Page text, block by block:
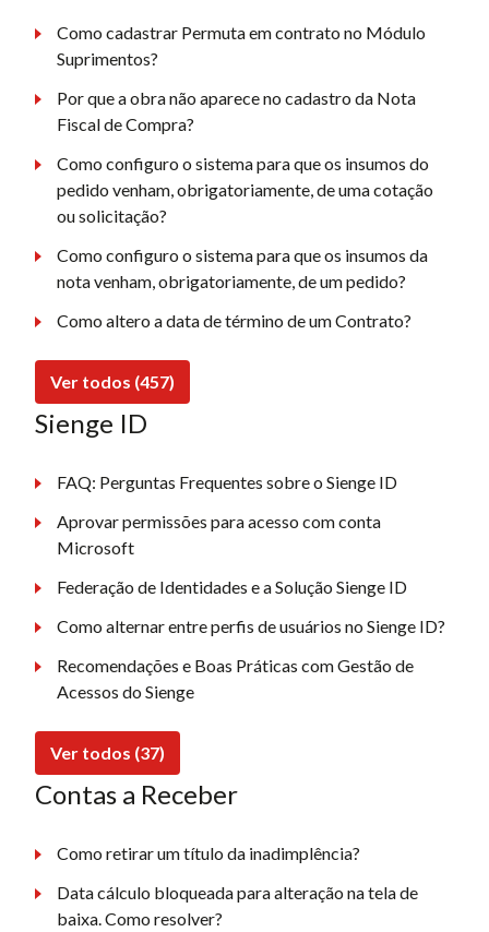
Como cadastrar Permuta em contrato no Módulo
Suprimentos?
Por que a obra não aparece no cadastro da Nota
Fiscal de Compra?
Como configuro o sistema para que os insumos do
pedido venham, obrigatoriamente, de uma cotação
ou solicitação?
Como configuro o sistema para que os insumos da
nota venham, obrigatoriamente, de um pedido?
Como altero a data de término de um Contrato?
Ver todos (457)
Sienge ID
FAQ: Perguntas Frequentes sobre o Sienge ID
Aprovar permissões para acesso com conta
Microsoft
Federação de Identidades e a Solução Sienge ID
Como alternar entre perfis de usuários no Sienge ID?
Recomendações e Boas Práticas com Gestão de
Acessos do Sienge
Ver todos (37)
Contas a Receber
Como retirar um título da inadimplência?
Data cálculo bloqueada para alteração na tela de
baixa. Como resolver?